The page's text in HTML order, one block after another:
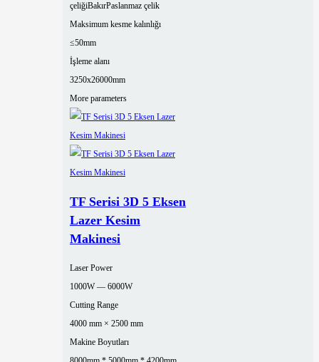
çeliğiBakırPaslanmaz çelik
Maksimum kesme kalınlığı
≤50mm
İşleme alanı
3250x26000mm
More parameters
TF Serisi 3D 5 Eksen
Lazer Kesim
Makinesi
Laser Power
1000W — 6000W
Cutting Range
4000 mm × 2500 mm
Makine Boyutları